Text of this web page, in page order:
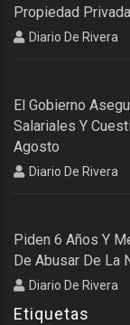
Propiedad Privada
Diario De Rivera
El Gobierno
Salariales Y
Agosto
Diario De Rivera
Piden 6 Años Y
De Abusar De La
Diario De Rivera
Etiquetas